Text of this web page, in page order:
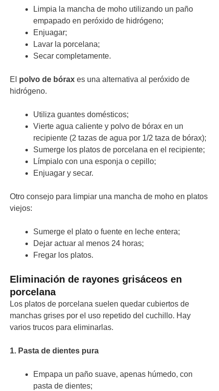
Limpia la mancha de moho utilizando un paño
empapado en peróxido de hidrógeno;
Enjuagar;
Lavar la porcelana;
Secar completamente.
El polvo de bórax es una alternativa al peróxido de
hidrógeno.
Utiliza guantes domésticos;
Vierte agua caliente y polvo de bórax en un
recipiente (2 tazas de agua por 1/2 taza de bórax);
Sumerge los platos de porcelana en el recipiente;
Límpialo con una esponja o cepillo;
Enjuagar y secar.
Otro consejo para limpiar una mancha de moho en platos
viejos:
Sumerge el plato o fuente en leche entera;
Dejar actuar al menos 24 horas;
Fregar los platos.
Eliminación de rayones grisáceos en
porcelana
Los platos de porcelana suelen quedar cubiertos de
manchas grises por el uso repetido del cuchillo. Hay
varios trucos para eliminarlas.
1. Pasta de dientes pura
Empapa un paño suave, apenas húmedo, con
pasta de dientes;